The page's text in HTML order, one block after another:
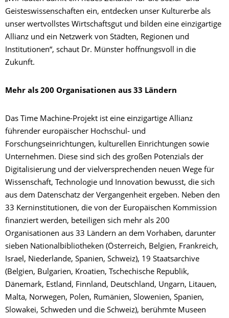
Geisteswissenschaften ein, entdecken unser Kulturerbe als
unser wertvollstes Wirtschaftsgut und bilden eine einzigartige
Allianz und ein Netzwerk von Städten, Regionen und
Institutionen“, schaut Dr. Münster hoffnungsvoll in die
Zukunft.
Mehr als 200 Organisationen aus 33 Ländern
Das Time Machine-Projekt ist eine einzigartige Allianz
führender europäischer Hochschul- und
Forschungseinrichtungen, kulturellen Einrichtungen sowie
Unternehmen. Diese sind sich des großen Potenzials der
Digitalisierung und der vielversprechenden neuen Wege für
Wissenschaft, Technologie und Innovation bewusst, die sich
aus dem Datenschatz der Vergangenheit ergeben. Neben den
33 Kerninstitutionen, die von der Europäischen Kommission
finanziert werden, beteiligen sich mehr als 200
Organisationen aus 33 Ländern an dem Vorhaben, darunter
sieben Nationalbibliotheken (Österreich, Belgien, Frankreich,
Israel, Niederlande, Spanien, Schweiz), 19 Staatsarchive
(Belgien, Bulgarien, Kroatien, Tschechische Republik,
Dänemark, Estland, Finnland, Deutschland, Ungarn, Litauen,
Malta, Norwegen, Polen, Rumänien, Slowenien, Spanien,
Slowakei, Schweden und die Schweiz), berühmte Museen